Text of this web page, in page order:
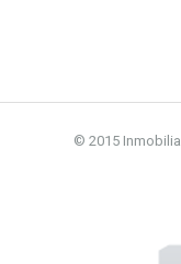
© 2015